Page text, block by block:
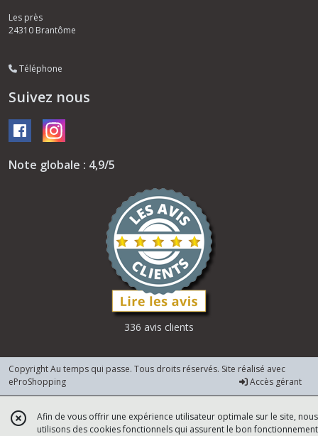
Les près
24310 Brantôme
Téléphone
Suivez nous
Note globale : 4,9/5
336 avis clients
Copyright Au temps qui passe. Tous droits réservés. Site réalisé avec
eProShopping
Accès gérant
Afin de vous offrir une expérience utilisateur optimale sur le site, nous
utilisons des cookies fonctionnels qui assurent le bon fonctionnement